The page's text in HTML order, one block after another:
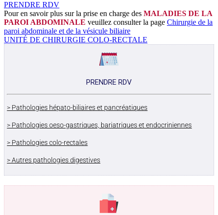
PRENDRE RDV
Pour en savoir plus sur la prise en charge des MALADIES DE LA
PAROI ABDOMINALE veuillez consulter la page Chirurgie de la
paroi abdominale et de la vésicule biliaire
UNITÉ DE CHIRURGIE COLO-RECTALE
PRENDRE RDV
> Pathologies hépato-biliaires et pancréatiques
> Pathologies oeso-gastriques, bariatriques et endocriniennes
> Pathologies colo-rectales
> Autres pathologies digestives